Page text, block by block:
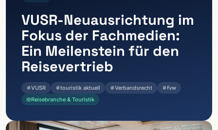
VUSR-Neuausrichtung im
Fokus der Fachmedien:
Ein Meilenstein für den
Reisevertrieb
VUSR touristik aktuell Verbandsrecht
fvw
Reisebranche & Touristik